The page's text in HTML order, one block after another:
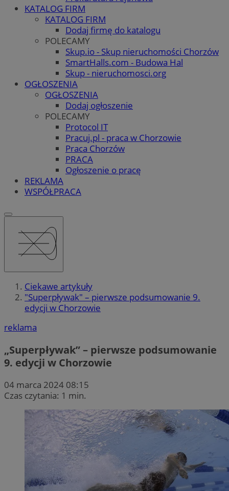
KATALOG FIRM
KATALOG FIRM
Dodaj firmę do katalogu
POLECAMY
Skup.io - Skup nieruchomości Chorzów
SmartHalls.com - Budowa Hal
Skup - nieruchomosci.org
OGŁOSZENIA
OGŁOSZENIA
Dodaj ogłoszenie
POLECAMY
Protocol IT
Pracuj.pl - praca w Chorzowie
Praca Chorzów
PRACA
Ogłoszenie o pracę
REKLAMA
WSPÓŁPRACA
Ciekawe artykuły
"Superpływak" – pierwsze podsumowanie 9.
edycji w Chorzowie
reklama
„Superpływak” – pierwsze podsumowanie
9. edycji w Chorzowie
04 marca 2024 08:15
Czas czytania: 1 min.